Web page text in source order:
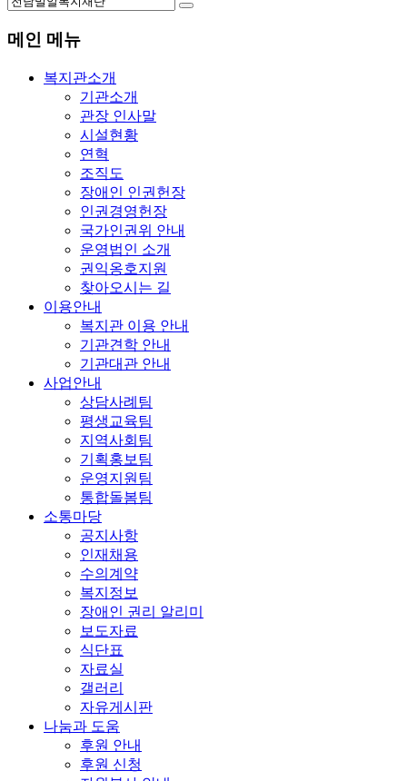
메인 메뉴
복지관소개
기관소개
관장 인사말
시설현황
연혁
조직도
장애인 인권헌장
인권경영헌장
국가인권위 안내
운영법인 소개
권익옹호지원
찾아오시는 길
이용안내
복지관 이용 안내
기관견학 안내
기관대관 안내
사업안내
상담사례팀
평생교육팀
지역사회팀
기획홍보팀
운영지원팀
통합돌봄팀
소통마당
공지사항
인재채용
수의계약
복지정보
장애인 권리 알리미
보도자료
식단표
자료실
갤러리
자유게시판
나눔과 도움
후원 안내
후원 신청